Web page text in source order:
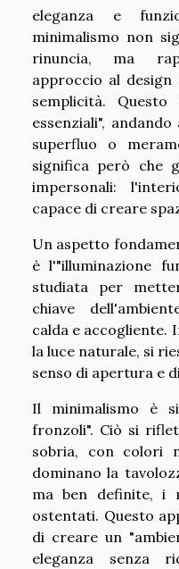
eleganza e
minimalismo non
rinuncia, ma
approccio al design
semplicità.
essenziali",
superfluo o
significa però che
impersonali:
capace di creare
Un aspetto
è l'"illuminazione
studiata per
chiave
calda e accogliente.
la luce naturale, si
senso di apertura e
Il minimalismo è
fronzoli". Ciò si
sobria, con colori
dominano la
ma ben definite, i
ostentati. Questo
di creare un
eleganza senza